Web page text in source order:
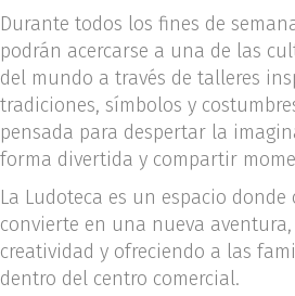
Durante todos los fines de
podrán acercarse a una de las
del mundo a través de talleres
tradiciones, símbolos y
pensada para despertar la
forma divertida y compartir
La Ludoteca es un espacio
convierte en una nueva
creatividad y ofreciendo a las
dentro del centro comercial.